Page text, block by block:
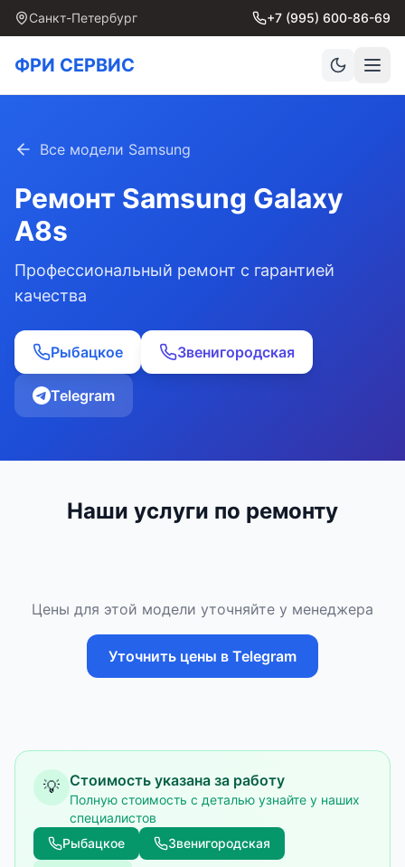
Санкт-Петербург +7 (995) 600-86-69
ФРИ СЕРВИС
Все модели Samsung
Ремонт Samsung Galaxy
A8s
Профессиональный ремонт с гарантией
качества
Рыбацкое Звенигородская
Telegram
Наши услуги по ремонту
Цены для этой модели уточняйте у менеджера
Уточнить цены в Telegram
💡 Стоимость указана за работу
Полную стоимость с деталью узнайте у наших
специалистов
Рыбацкое
Звенигородская